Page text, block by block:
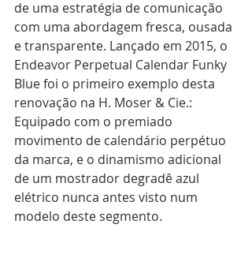
de uma estratégia de comunicação
com uma abordagem fresca, ousada
e transparente. Lançado em 2015, o
Endeavor Perpetual Calendar Funky
Blue foi o primeiro exemplo desta
renovação na H. Moser & Cie.:
Equipado com o premiado
movimento de calendário perpétuo
da marca, e o dinamismo adicional
de um mostrador degradê azul
elétrico nunca antes visto num
modelo deste segmento.